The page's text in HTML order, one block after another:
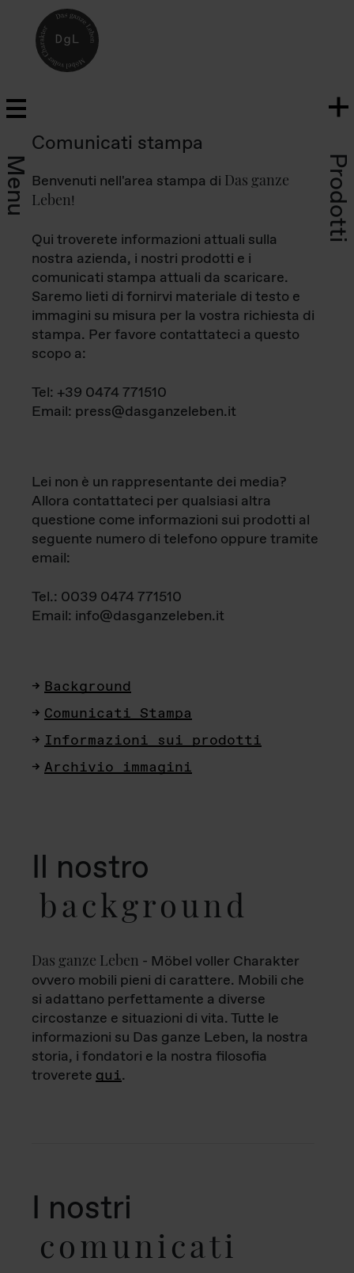
Menu Prodotti
Comunicati stampa
Benvenuti nell'area stampa di Das ganze
Leben!
Qui troverete informazioni attuali sulla
nostra azienda, i nostri prodotti e i
comunicati stampa attuali da scaricare.
Saremo lieti di fornirvi materiale di testo e
immagini su misura per la vostra richiesta di
stampa. Per favore contattateci a questo
scopo a:
Tel: +39 0474 771510
Email: press@dasganzeleben.it
Lei non è un rappresentante dei media?
Allora contattateci per qualsiasi altra
questione come informazioni sui prodotti al
seguente numero di telefono oppure tramite
email:
Tel.: 0039 0474 771510
Email: info@dasganzeleben.it
Background
Comunicati Stampa
Informazioni sui prodotti
Archivio immagini
Il nostro
background
Das ganze Leben - Möbel voller Charakter
ovvero mobili pieni di carattere. Mobili che
si adattano perfettamente a diverse
circostanze e situazioni di vita. Tutte le
informazioni su Das ganze Leben, la nostra
storia, i fondatori e la nostra filosofia
troverete qui.
I nostri
comunicati